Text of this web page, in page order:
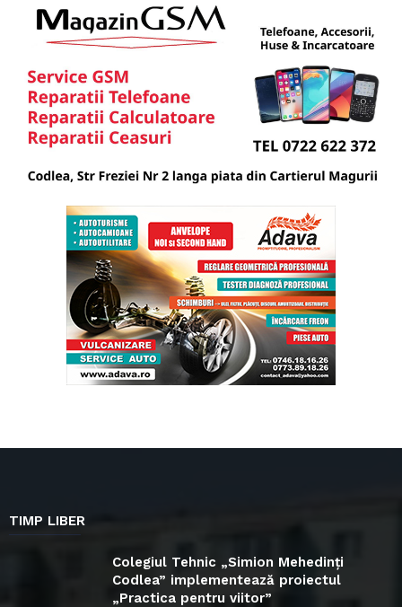
TIMP LIBER
Colegiul Tehnic „Simion Mehedinți
Codlea” implementează proiectul
„Practica pentru viitor”